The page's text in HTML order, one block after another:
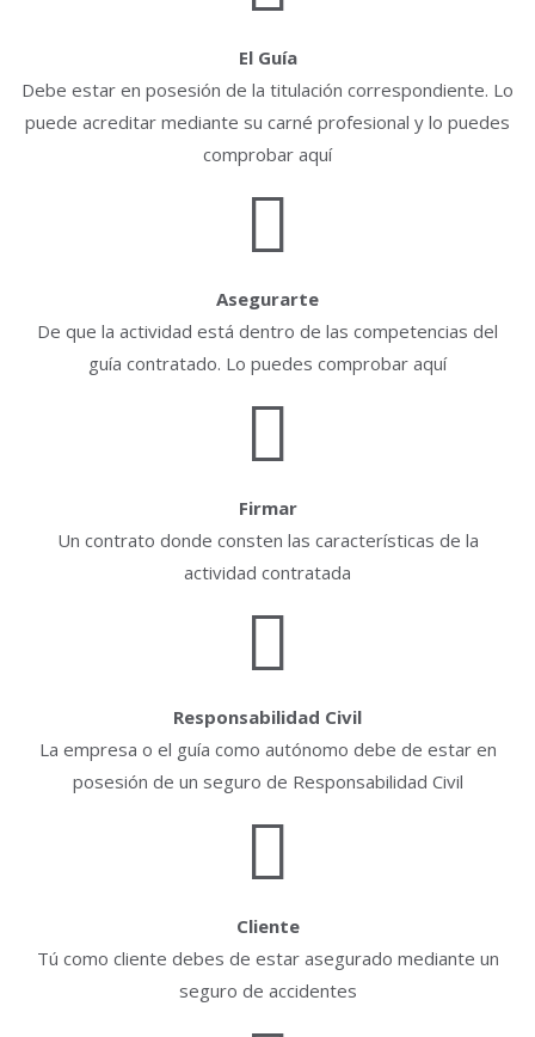
El Guía
Debe estar en posesión de la titulación correspondiente. Lo
puede acreditar mediante su carné profesional y lo puedes
comprobar aquí
Asegurarte
De que la actividad está dentro de las competencias del
guía contratado. Lo puedes comprobar aquí
Firmar
Un contrato donde consten las características de la
actividad contratada
Responsabilidad Civil
La empresa o el guía como autónomo debe de estar en
posesión de un seguro de Responsabilidad Civil
Cliente
Tú como cliente debes de estar asegurado mediante un
seguro de accidentes